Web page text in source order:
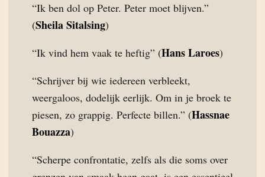
“Ik ben dol op Peter. Peter moet blijven.”
(Sheila Sitalsing)
“Ik vind hem vaak te heftig” (Hans Laroes)
“Schrijver bij wie iedereen verbleekt,
weergaloos, dodelijk eerlijk. Om in je broek te
piesen, zo grappig. Perfecte billen.” (Hassnae
Bouazza)
“Scherpe confrontatie, zelfs als die soms over